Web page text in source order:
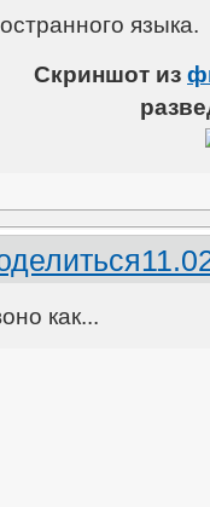
языка.
Скриншот из
как...